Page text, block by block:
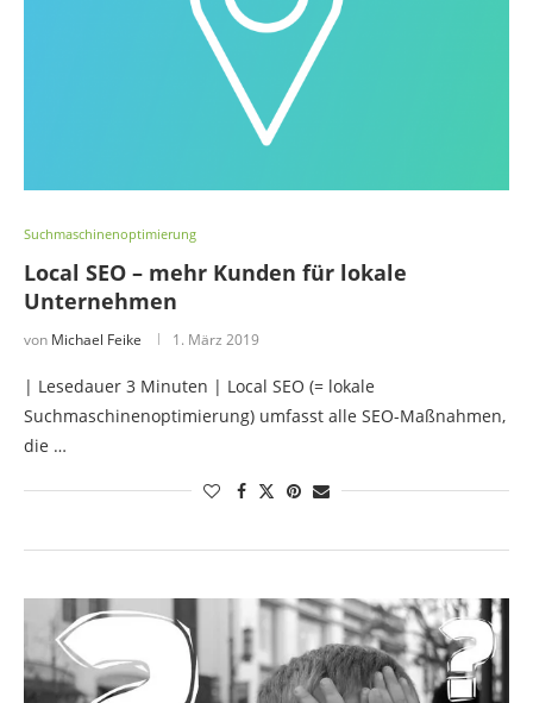
Suchmaschinenoptimierung
Local SEO – mehr Kunden für lokale
Unternehmen
von Michael Feike 1. März 2019
| Lesedauer 3 Minuten | Local SEO (= lokale
Suchmaschinenoptimierung) umfasst alle SEO-Maßnahmen,
die …